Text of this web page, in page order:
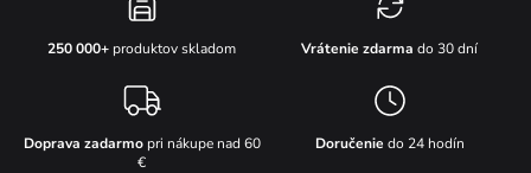
250 000+ produktov skladom Vrátenie zdarma do 30 dní
Doprava zadarmopri nákupe nad 60
€
Doručenie do 24 hodín